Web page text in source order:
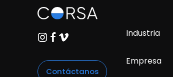
Contáctanos
Industria
Empresa